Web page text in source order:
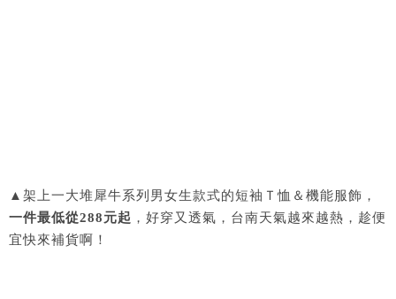
▲架上一大堆犀牛系列男女生款式的短袖Ｔ恤＆機能服飾，
一件最低從288元起 ，好穿又透氣，台南天氣越來越熱，趁便
宜快來補貨啊！